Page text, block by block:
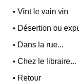
•Vint le vain vin
• Désertion ou
• Dans la rue...
•Chez le libraire...
• Retour